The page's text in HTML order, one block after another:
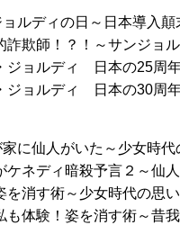
ルディの日～日本導入顛
詐欺師！？！～サンジョ
ジョルディ 日本の25周
ジョルディ 日本の30周
に仙人がいた～少女時代
ケネディ暗殺予言２～仙
を消す術～少女時代の思い
も体験！姿を消す術～昔